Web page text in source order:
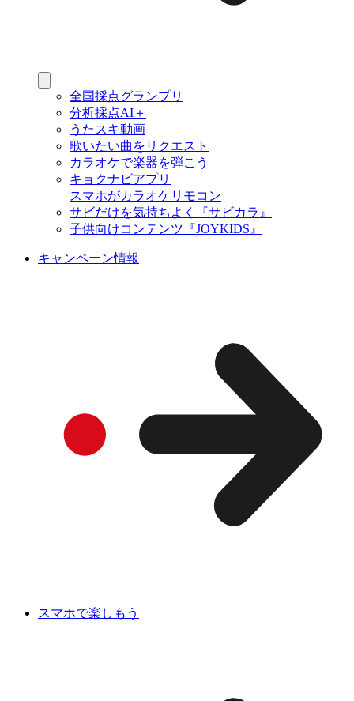
全国採点グランプリ
分析採点AI＋
うたスキ動画
歌いたい曲をリクエスト
カラオケで楽器を弾こう
キョクナビアプリ
スマホがカラオケリモコン
サビだけを気持ちよく『サビカラ』
子供向けコンテンツ『JOYKIDS』
キャンペーン情報
スマホで楽しもう